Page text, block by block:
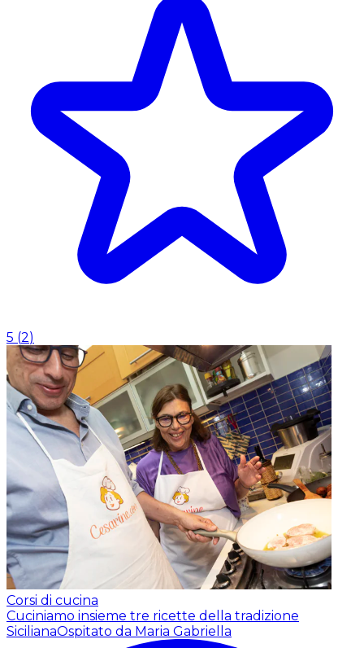
5 (2)
Corsi di cucina
Cuciniamo insieme tre ricette della tradizione
SicilianaOspitato da Maria Gabriella